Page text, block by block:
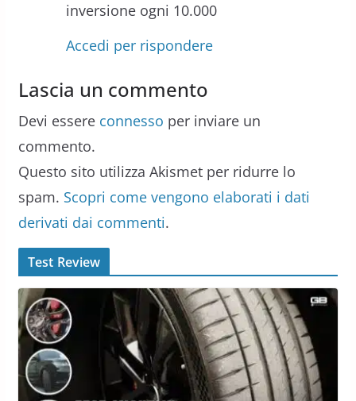
inversione ogni 10.000
Accedi per rispondere
Lascia un commento
Devi essere connesso per inviare un
commento.
Questo sito utilizza Akismet per ridurre lo
spam. Scopri come vengono elaborati i dati
derivati dai commenti.
Test Review